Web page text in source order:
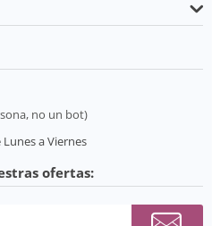
no un bot)
a Viernes
ofertas: